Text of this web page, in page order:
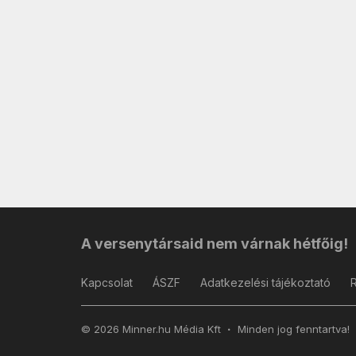
A versenytársaid nem várnak hétfőig!
Kapcsolat ÁSZF Adatkezelési tájékoztató
© 2026 Minner.hu Média Kft Minden jog fenntartva!